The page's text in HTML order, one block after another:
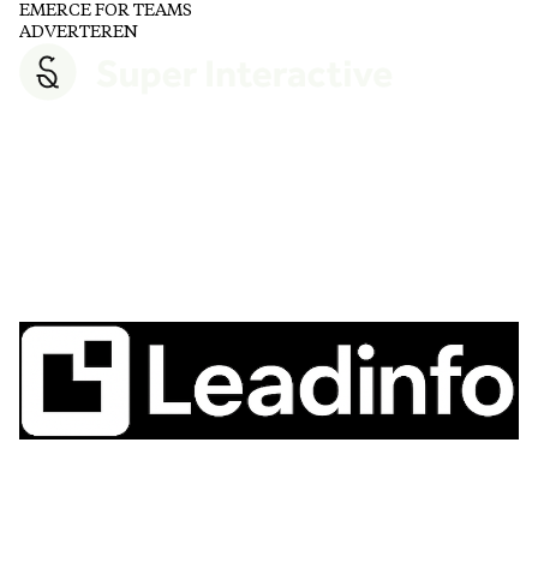
EMERCE FOR TEAMS
ADVERTEREN